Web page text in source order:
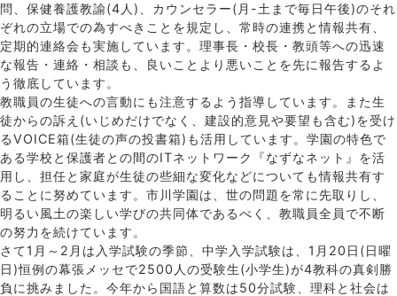
問、保健養護教諭(4人)、カウンセラー(月-土まで毎日午後)のそれ
ぞれの立場での為すべきことを規定し、常時の連携と情報共有、
定期的連絡会も実施しています。理事長・校長・教頭等への迅速
な報告・連絡・相談も、良いことより悪いことを先に報告するよ
う徹底しています。
教職員の生徒への言動にも注意するよう指導しています。また生
徒からの訴え(いじめだけでなく、建設的意見や要望も含む)を受け
るVOICE箱(生徒の声の投書箱)も活用しています。学園の特色で
ある学校と保護者との間のITネットワーク『なずなネット』を活
用し、担任と家庭が生徒の些細な変化などについても情報共有す
ることに努めています。市川学園は、世の問題を常に先取りし、
明るい風土の楽しい学びの共同体であるべく、教職員全員で不断
の努力を続けています。
さて1月～2月は入学試験の季節、中学入学試験は、1月20日(日曜
日)恒例の幕張メッセで2500人の受験生(小学生)が4教科の真剣勝
負に挑みました。今年から国語と算数は50分試験、理科と社会は